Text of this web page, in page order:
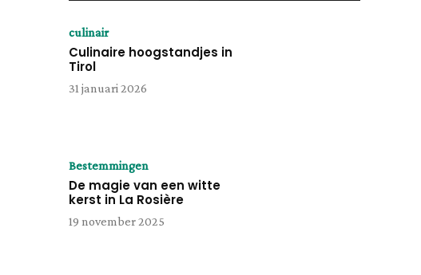
culinair
Culinaire hoogstandjes in
Tirol
31 januari 2026
Bestemmingen
De magie van een witte
kerst in La Rosière
19 november 2025